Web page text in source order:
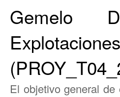
Gemelo
El objetivo general